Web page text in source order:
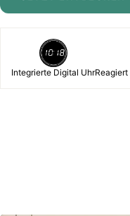
Integrierte Digital UhrReagiert